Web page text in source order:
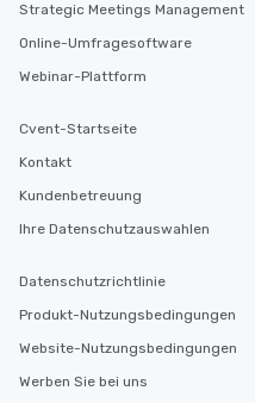
Strategic Meetings Management
Online-Umfragesoftware
Webinar-Plattform
Cvent-Startseite
Kontakt
Kundenbetreuung
Ihre Datenschutzauswahlen
Datenschutzrichtlinie
Produkt-Nutzungsbedingungen
Website-Nutzungsbedingungen
Werben Sie bei uns